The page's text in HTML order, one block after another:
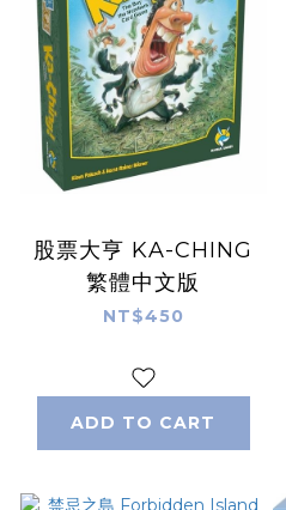
股票大亨 KA-CHING
繁體中文版
NT$450
ADD TO CART